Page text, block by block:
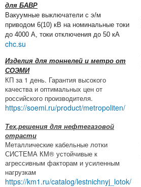
для БАВР
Вакуумные выключатели с э/м
приводом 6(10) кВ на номинальные токи
до 4000 А, токи отключения до 50 кА
chc.su
Изделия для тоннелей и метро от
СОЭМИ
КП за 1 день. Гарантия высокого
качества и оптимальных цен от
российского производителя.
https://soemi.ru/product/metropoliten/
Тех.решения для нефтегазовой
отрасти
Металлические кабельные лотки
СИСТЕМА КМ® устойчивые к
агрессивным факторам и усиленным
нагрузкам
https://km1.ru/catalog/lestnichnyj_lotok/